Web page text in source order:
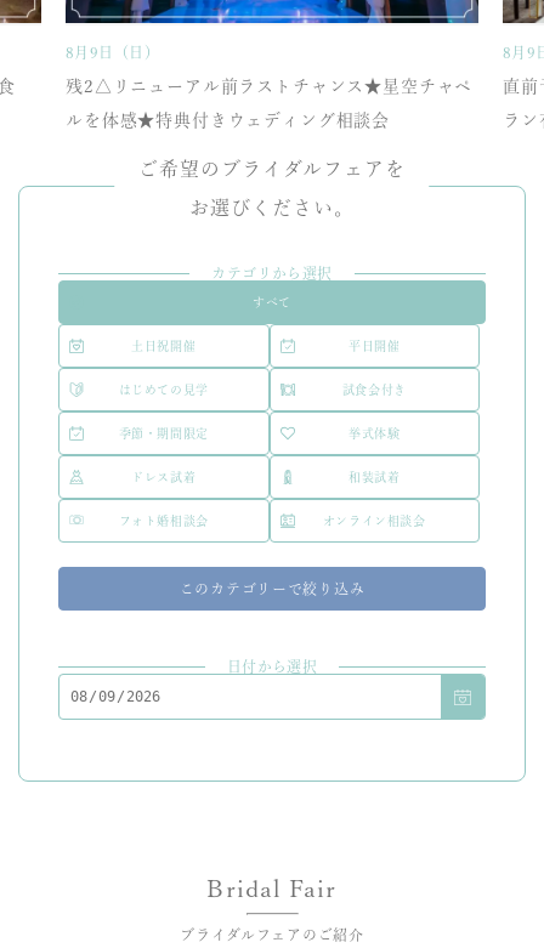
8月9日（日）
残2△リニューアル前ラストチャンス★星空チャペ
ルを体感★特典付きウェディング相談会
8月9
直前
ラ
ご希望のブライダルフェアを
お選びください。
カテゴリから選択
すべて
土日祝開催 平日開催
はじめての見学 試食会付き
季節・期間限定 挙式体験
ドレス試着 和装試着
フォト婚相談会 オンライン相談会
このカテゴリーで絞り込み
日付から選択
Bridal Fair
ブライダルフェアのご紹介